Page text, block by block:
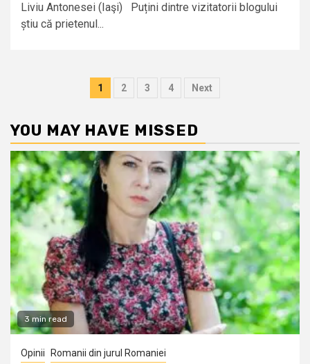
Liviu Antonesei (Iaşi) Puțini dintre vizitatorii blogului
știu că prietenul...
Posts
1 2 3 4 Next
YOU MAY HAVE MISSED
3 min read
Opinii Romanii din jurul Romaniei